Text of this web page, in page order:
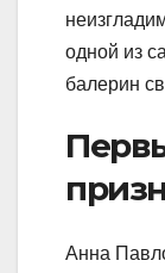
одной из
балерин
Анна